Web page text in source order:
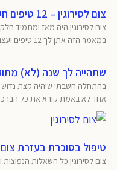
צום לסירוגין – 12 טיפים חשובים
צום לסירוגין היה מאז ומתמיד
במאמר הזה אתן לך 12 טיפים ועצות חשובות לצום לסירוגין אשר מתבססות על
שתהייה לך שנה (לא)
בהתחלה חשבתי שיהיה קצת נדוש
אחד לא באמת קורא את כל הברכות
טיפול בסוכרת בעזרת צום
צום לסירוגין כל השאלות הנפוצות